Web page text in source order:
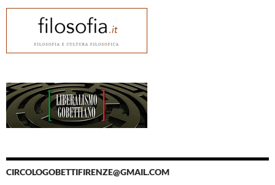
CIRCOLOGOBETTIFIRENZE@GMAIL.COM